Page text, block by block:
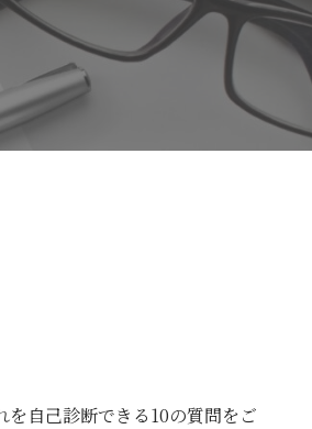
を自己診断できる10の質問をご